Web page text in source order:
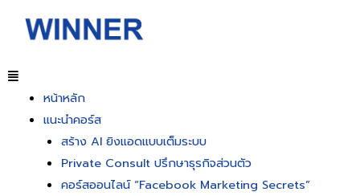
หน้าหลัก
แนะนำคอร์ส
สร้าง AI ยิงแอดแบบเต็มระบบ
Private Consult ปรึกษาธุรกิจส่วนตัว
คอร์สออนไลน์ “Facebook Marketing Secrets”